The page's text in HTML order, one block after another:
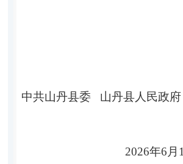
中共山丹县委 山丹县人民政府
2026年6 月 1